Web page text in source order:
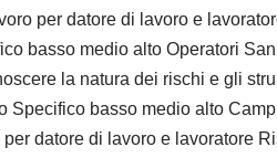
per datore di lavoro e
basso medio alto Operatori
la natura dei rischi e gli
Specifico basso medio alto
datore di lavoro e lavoratore